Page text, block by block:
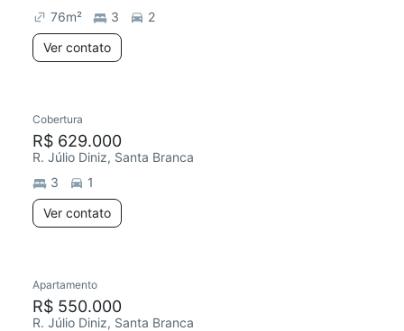
76m² 3
2
Ver contato
Cobertura
R$ 629.000
R. Júlio Diniz, Santa Branca
3
1
Ver contato
Apartamento
R$ 550.000
R. Júlio Diniz, Santa Branca